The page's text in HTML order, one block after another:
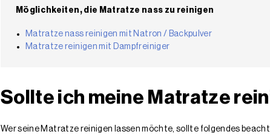
Möglichkeiten, die Matratze nass zu reinigen
Matratze nass reinigen mit Natron / Backpulver
Matratze reinigen mit Dampfreiniger
Sollte ich meine Matratze
Wer seine Matratze reinigen lassen möchte, sollte folgendes